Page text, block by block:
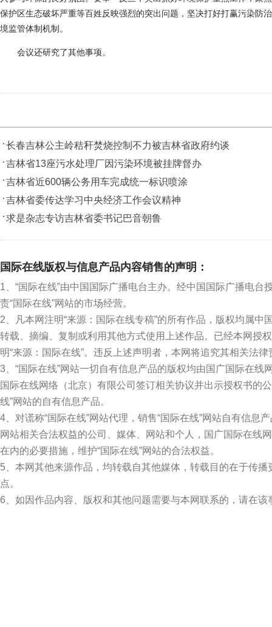
保护区生态破坏严重等百姓反映强烈的突出问题，坚决打好打赢污染防
境监管体制机制。
会议还研究了其他事项。
长春吉林公主岭秸秆焚烧控制不力被吉林省政府约谈
吉林省13座污水处理厂因污染环境被挂牌督办
吉林省近600辆公务用车完成统一标识喷涂
吉林省委传达学习中央经济工作会议精神
求是杂志专访吉林省委书记巴音朝鲁
国际在线版权与信息产品内容销售的声明：
1、“国际在线”由中国国际广播电台主办。经中国国际广播电
责“国际在线”网站的市场经营。
2、凡本网注明“来源：国际在线专稿”的所有作品，版权均属
转载、摘编、复制或利用其他方式使用上述作品。已经本网授
明“来源：国际在线”。违反上述声明者，本网将追究其相关法律
3、“国际在线”网站一切自有信息产品的版权均由国广国际在
国际在线网络（北京）有限公司签订相关协议并出示授权书的
线”网站的自有信息产品。
4、对谎称“国际在线”网站代理，销售“国际在线”网站自有信息
网站相关合法权益的公司、媒体、网站和个人，国广国际在线
在内的必要措施，维护“国际在线”网站的合法权益。
5、本网其他来源作品，均转载自其他媒体，转载目的在于传
点。
6、如因作品内容、版权和其他问题需要与本网联系的，请在